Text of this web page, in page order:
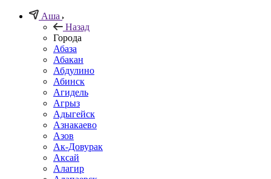
Аша
Назад
Города
Абаза
Абакан
Абдулино
Абинск
Агидель
Агрыз
Адыгейск
Азнакаево
Азов
Ак-Довурак
Аксай
Алагир